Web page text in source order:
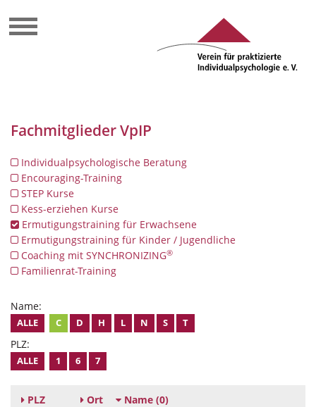
Fachmitglieder VpIP
Individualpsychologische Beratung
Encouraging-Training
STEP Kurse
Kess-erziehen Kurse
Ermutigungstraining für Erwachsene
Ermutigungstraining für Kinder / Jugendliche
Coaching mit SYNCHRONIZING®
Familienrat-Training
Name:
ALLE C D H L N S T
PLZ:
ALLE 1 6 7
PLZ Ort Name (0)